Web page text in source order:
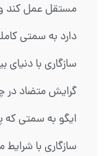
مستقل عمل کند
دارد به سمتی
سازگاری با
گرایش متضاد در
ایگو به سمتی که
سازگاری با